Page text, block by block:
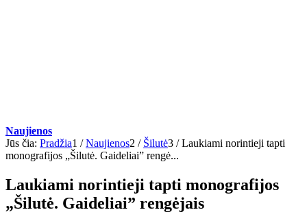
Naujienos
Jūs čia: Pradžia1 / Naujienos2 / Šilutė3 / Laukiami norintieji tapti
monografijos „Šilutė. Gaideliai” rengė...
Laukiami norintieji tapti monografijos
„Šilutė. Gaideliai” rengėjais